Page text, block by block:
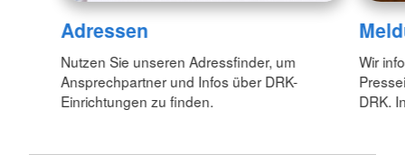
Adressen
Nutzen Sie unseren Adressfinder, um
Ansprechpartner und Infos über DRK-
Einrichtungen zu finden.
Wir
DRK.